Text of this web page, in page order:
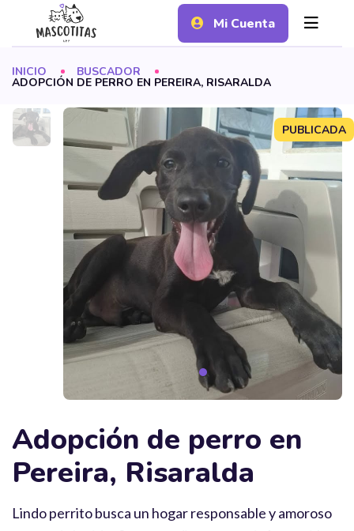
Mi Cuenta
INICIO BUSCADOR
ADOPCIÓN DE PERRO EN PEREIRA, RISARALDA
PUBLICADA
Adopción de perro en
Pereira, Risaralda
Lindo perrito busca un hogar responsable y amoroso